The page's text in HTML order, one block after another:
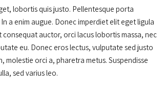
lobortis quis justo. Pellentesque porta
a enim augue. Donec imperdiet elit eget ligula
auctor, orci lacus lobortis massa, nec
eu. Donec eros lectus, vulputate sed justo
molestie orci a, pharetra metus. Suspendisse
sed varius leo.